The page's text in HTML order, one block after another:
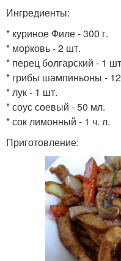
Ингредиенты:
* куриное Филе - 300 г.
* морковь - 2 шт.
* перец болгарский - 1
* грибы шампиньоны -
* лук - 1 шт.
* соус соевый - 50 мл.
* сок лимонный - 1 ч. л.
Приготовление: